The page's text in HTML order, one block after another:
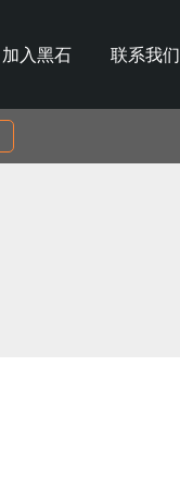
加入黑石 联系我们